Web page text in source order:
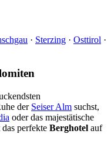
· Sterzing · Osttirol ·
der Seiser Alm suchst,
oder das majestätische
perfekte Berghotel auf